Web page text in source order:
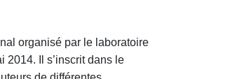
organisé par le laboratoire
2014. Il s’inscrit dans le